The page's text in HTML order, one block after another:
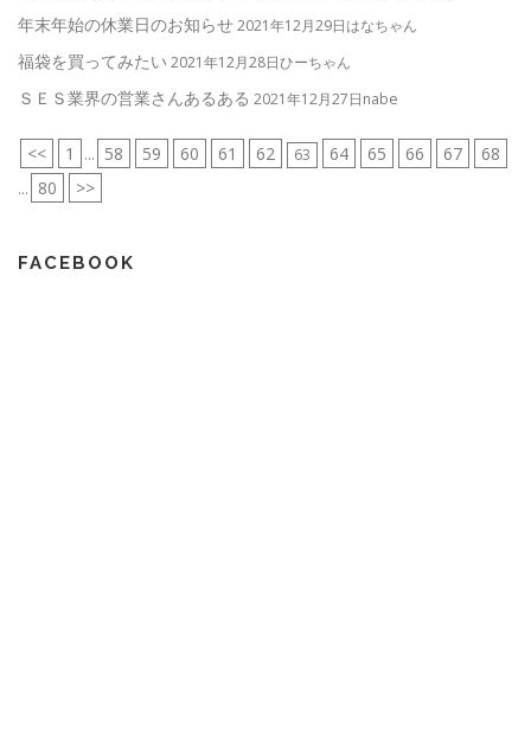
年末年始の休業日のお知らせ2021年12月29日はなちゃん
福袋を買ってみたい 2021年12月28日ひーちゃん
ＳＥＳ業界の営業さんあるある 2021年12月27日nabe
<< 1 ... 58 59 60 61 62 63 64 65 66 67 68
... 80 >>
FACEBOOK